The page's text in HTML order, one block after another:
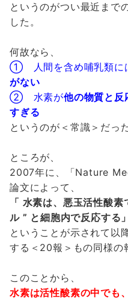
というのがつい最近まで
した。
何故なら、
① 人間を含め哺乳類に
がない
② 水素が他の物質と反
すぎる
というのが＜常識＞だっ
ところが、
2007年に、「Nature
論文によって、
「 水素は、悪玉活性酸
ル ” と細胞内で反応する」
ということが示されて以
する＜20報＞もの同様の
このことから、
水素は活性酸素の中でも